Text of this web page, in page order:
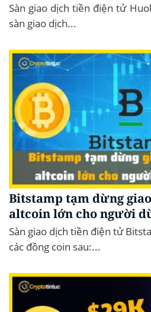
Sàn giao dịch tiền điện tử
sàn giao dịch...
Bitstamp tạm dừng
altcoin lớn cho người
Sàn giao dịch tiền điện tử
các đồng coin sau:...